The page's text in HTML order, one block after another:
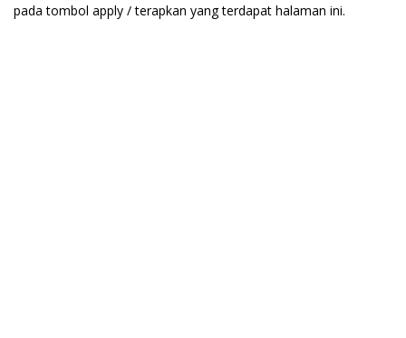
pada tombol apply / terapkan yang terdapat halaman ini.